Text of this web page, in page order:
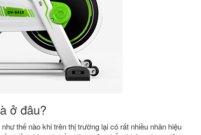
ở đâu?
thế nào khi trên thị trường lại có rất nhiều nhãn hiệu